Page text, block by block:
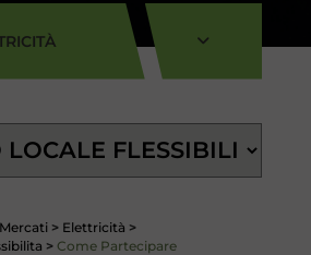
> Elettricità >
> Come Partecipare